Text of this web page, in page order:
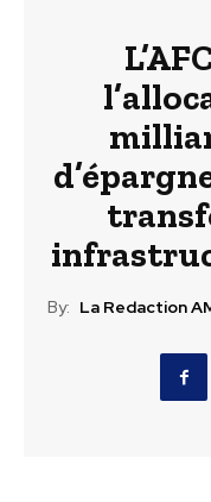
By: La Redaction